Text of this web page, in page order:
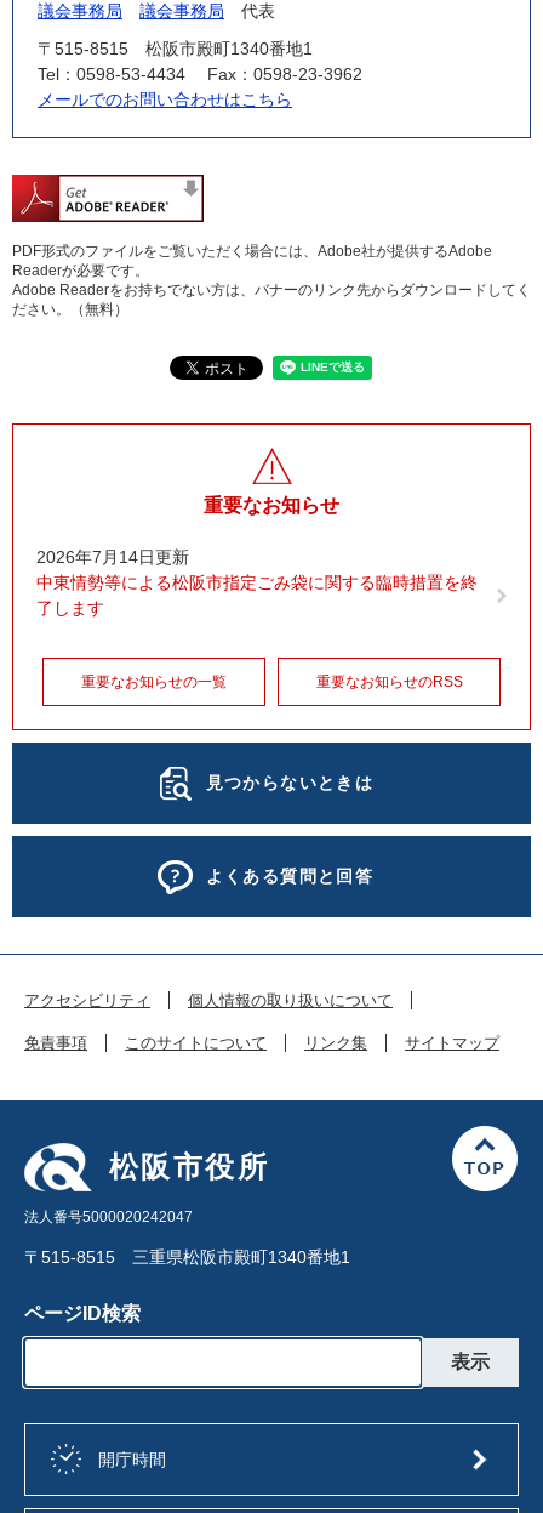
議会事務局 議会事務局
代表
〒515-8515
松阪市殿町1340番地1
Tel：0598-53-4434
Fax：0598-23-3962
メールでのお問い合わせはこちら
PDF形式のファイルをご覧いただく場合には、Adobe社が提供するAdobe
Readerが必要です。
Adobe Readerをお持ちでない方は、バナーのリンク先からダウンロードしてく
ださい。（無料）
重要なお知らせ
2026年7月14日更新
中東情勢等による松阪市指定ごみ袋に関する臨時措置を終
了します
重要なお知らせの一覧 重要なお知らせのRSS
見つからないときは
よくある質問と回答
アクセシビリティ 個人情報の取り扱いについて
免責事項 このサイトについて リンク集 サイトマップ
松阪市役所
法人番号5000020242047
〒515-8515 三重県松阪市殿町1340番地1
ページID検索
開庁時間